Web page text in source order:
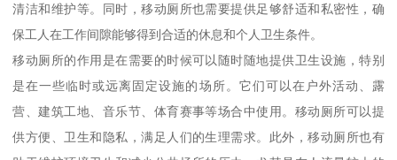
清洁和维护等。同时，移动厕所也需要提供足够舒适和私密性，确
保工人在工作间隙能够得到合适的休息和个人卫生条件。
移动厕所的作用是在需要的时候可以随时随地提供卫生设施，特别
是在一些临时或远离固定设施的场所。它们可以在户外活动、露
营、建筑工地、音乐节、体育赛事等场合中使用。移动厕所可以提
供方便、卫生和隐私，满足人们的生理需求。此外，移动厕所也有